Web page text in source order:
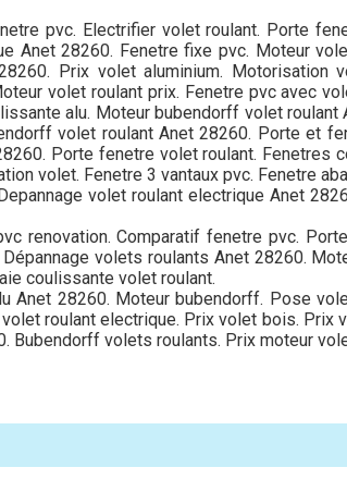
pvc. Electrifier volet roulant. Porte
Anet 28260. Fenetre fixe pvc. Moteur
Prix volet aluminium. Motorisation
volet roulant prix. Fenetre pvc avec
alu. Moteur bubendorff volet
volet roulant Anet 28260. Porte et
Porte fenetre volet roulant. Fenetres
volet. Fenetre 3 vantaux pvc. Fenetre
volet roulant electrique Anet
renovation. Comparatif fenetre pvc.
volets roulants Anet 28260.
coulissante volet roulant.
Anet 28260. Moteur bubendorff. Pose
roulant electrique. Prix volet bois. Prix
Bubendorff volets roulants. Prix moteur